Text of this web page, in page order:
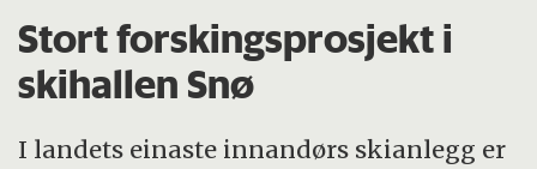
Stort forskingsprosjekt i
skihallen Snø
I landets einaste innandørs skianlegg er